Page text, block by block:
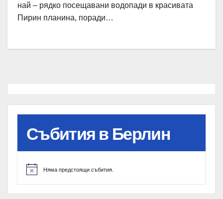
най – рядко посещавани водопади в красивата
Пирин планина, поради…
Събития в Берлин
t
i
Няма предстоящи събития.